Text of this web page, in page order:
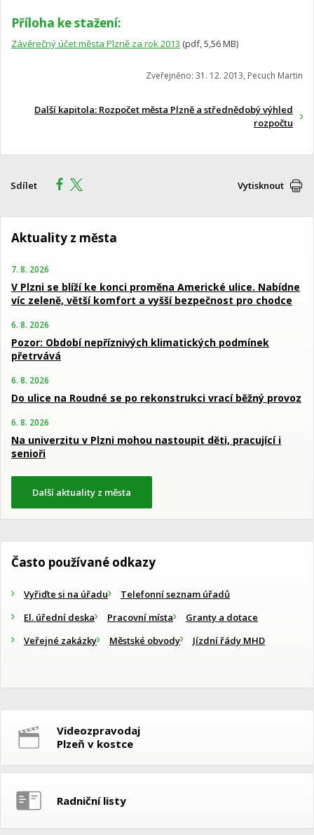
Příloha ke stažení:
Závěrečný účet města Plzně za rok 2013 (pdf, 5,56 MB)
Zveřejněno: 31. 12. 2013, Pecuch Martin
Další kapitola: Rozpočet města Plzně a střednědobý výhled
rozpočtu
Sdílet Vytisknout
Aktuality z města
7. 8. 2026
V Plzni se blíží ke konci proměna Americké ulice. Nabídne
víc zeleně, větší komfort a vyšší bezpečnost pro chodce
6. 8. 2026
Pozor: Období nepříznivých klimatických podmínek
přetrvává
6. 8. 2026
Do ulice na Roudné se po rekonstrukci vrací běžný provoz
6. 8. 2026
Na univerzitu v Plzni mohou nastoupit děti, pracující i
senioři
Další aktuality z města
Často používané odkazy
Vyřiďte si na úřadu
Telefonní seznam úřadů
El. úřední deska
Pracovní místa
Granty a dotace
Veřejné zakázky
Městské obvody Jízdní řády MHD
Videozpravodaj
Plzeň v kostce
Radniční listy